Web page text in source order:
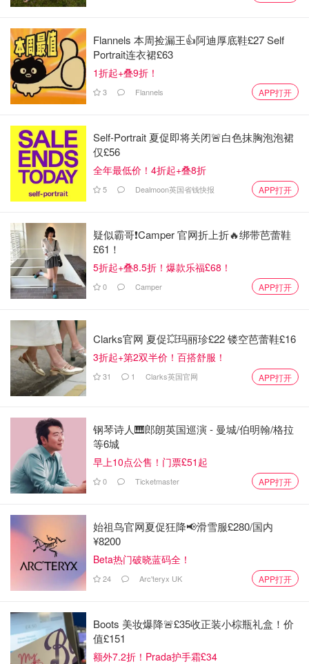
还将在诺曼底建造第十个皮具中心，预计2028年启用。
图片来自@Hermes，版权属于原作者
👗服饰、丝巾、珠宝、家居也全面开花
除了皮具外，爱马仕其他品类也表现稳健：
服饰与配件：+6%，女装秋冬系列在巴黎、上海备受欢迎；
丝巾与纺织品：+4%，材质与图案设计依然是“丝巾天花
板”；
珠宝&家居：+10%，尤其是白金系列Adage闪耀亮相；
家居系列也于米兰设计周大放异彩！
图片来自@Hermes，版权属于原作者
Flannels 本周捡漏王👍阿迪厚底鞋£27 Self
Portrait连衣裙£63
1折起+叠9折！
3 Flannels APP打开
Self-Portrait 夏促即将关闭🚨白色抹胸泡泡裙
仅£56
全年最低价！4折起+叠8折
5 Dealmoon英国省钱快报 APP打开
疑似霸哥❗️Camper 官网折上折🔥绑带芭蕾鞋
£61！
5折起+叠8.5折！爆款乐福£68！
0 Camper APP打开
Clarks官网 夏促💥玛丽珍£22 镂空芭蕾鞋£16
3折起+第2双半价！百搭舒服！
31 1 Clarks英国官网 APP打开
钢琴诗人🎹郎朗英国巡演 - 曼城/伯明翰/格拉
等6城
早上10点公售！门票£51起
0 Ticketmaster APP打开
始祖鸟官网夏促狂降📢滑雪服£280/国内
¥8200
Beta热门破晓蓝码全！
24 Arc'teryx UK APP打开
Boots 美妆爆降🚨£35收正装小棕瓶礼盒！价
值£151
额外7.2折！Prada护手霜£34